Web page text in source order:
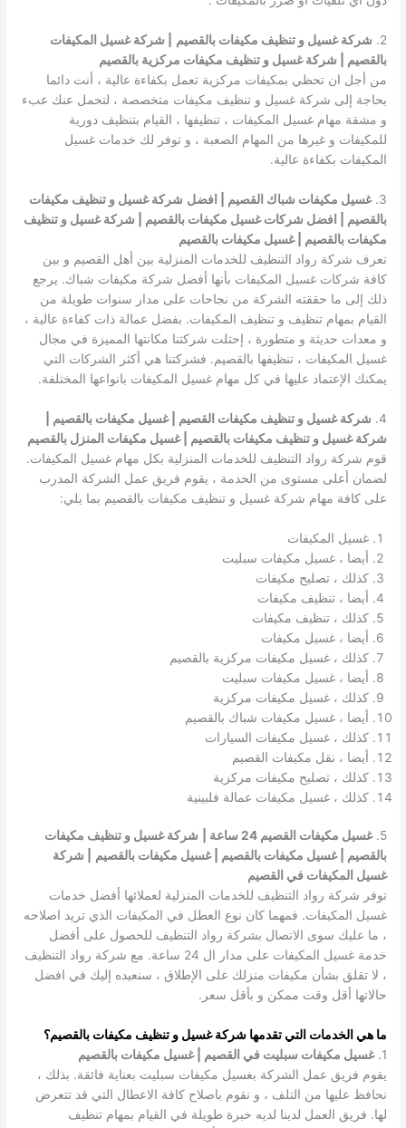
2. شركة غسيل و تنظيف مكيفات بالقصيم
| شركة غسيل المكيفات
بالقصيم | شركة غسيل و تنظيف مكيفات مركزية بالقصيم
من أجل ان تحظي بمكيفات مركزية تعمل بكفاءة عالية ، أنت دائما
بحاجة إلى شركة غسيل و تنظيف مكيفات متخصصة ، لتحمل عنك عبء
و مشقة مهام غسيل المكيفات ، تنظيفها ، القيام بتنظيف دورية
للمكيفات و غيرها من المهام الصعبة ، و توفر لك خدمات غسيل
المكيفات بكفاءة عالية.
3. غسيل مكيفات شباك القصيم | افضل شركة غسيل و تنظيف مكيفات
بالقصيم | افضل شركات غسيل مكيفات بالقصيم | شركة غسيل و تنظيف
مكيفات بالقصيم | غسيل مكيفات بالقصيم
تعرف شركة رواد التنظيف للخدمات المنزلية بين أهل القصيم و بين
كافة شركات غسيل المكيفات بأنها أفضل شركة مكيفات شباك. يرجع
ذلك إلى ما حققته الشركة من نجاحات على مدار سنوات طويلة من
القيام بمهام تنظيف و تنظيف المكيفات. بفضل عمالة ذات كفاءة عالية ،
و معدات حديثة و متطورة ، إحتلت شركتنا مكانتها المميزة في مجال
غسيل المكيفات ، تنظيفها بالقصيم. فشركتنا هي أكثر الشركات التي
يمكنك الإعتماد عليها في كل مهام غسيل المكيفات بانواعها المختلفة.
4. شركة غسيل و تنظيف مكيفات القصيم | غسيل مكيفات بالقصيم |
شركة غسيل و تنظيف مكيفات بالقصيم | غسيل مكيفات المنزل بالقصيم
قوم شركة رواد التنظيف للخدمات المنزلية بكل مهام غسيل المكيفات.
لضمان أعلى مستوى من الخدمة ، يقوم فريق عمل الشركة المدرب
على كافة مهام شركة غسيل و تنظيف مكيفات بالقصيم بما يلي:
غسيل المكيفات
أيضا ، غسيل مكيفات سبليت
كذلك ، تصليح مكيفات
أيضا ، تنظيف مكيفات
كذلك ، تنظيف مكيفات
أيضا ، غسيل مكيفات
كذلك ، غسيل مكيفات مركزية بالقصيم
أيضا ، غسيل مكيفات سبليت
كذلك ، غسيل مكيفات مركزية
أيضا ، غسيل مكيفات شباك بالقصيم
كذلك ، غسيل مكيفات السيارات
أيضا ، نقل مكيفات القصيم
كذلك ، تصليح مكيفات مركزية
كذلك ، غسيل مكيفات عمالة فلبينية
5. غسيل مكيفات القصيم 24 ساعة |
شركة غسيل و تنظيف مكيفات
بالقصيم | غسيل مكيفات بالقصيم | غسيل مكيفات بالقصيم
| شركة
غسيل المكيفات في القصيم
توفر شركة رواد التنظيف للخدمات المنزلية لعملائها أفضل خدمات
غسيل المكيفات. فمهما كان نوع العطل في المكيفات الذي تريد اصلاحه
، ما عليك سوى الاتصال بشركة رواد التنظيف للحصول على أفضل
خدمة غسيل المكيفات على مدار ال 24 ساعة. مع شركة رواد التنظيف
، لا تقلق بشأن مكيفات منزلك على الإطلاق ، سنعيده إليك في افضل
حالاتها أقل وقت ممكن و بأقل سعر.
ما هي الخدمات التي تقدمها شركة غسيل و تنظيف مكيفات بالقصيم؟
1. غسيل مكيفات سبليت في القصيم | غسيل مكيفات بالقصيم
يقوم فريق عمل الشركة بغسيل مكيفات سبليت بعناية فائقة. بذلك ،
نحافظ عليها من التلف ، و نقوم باصلاح كافة الاعطال التي قد تتعرض
لها. فريق العمل لدينا لديه خبرة طويلة في القيام بمهام تنظيف